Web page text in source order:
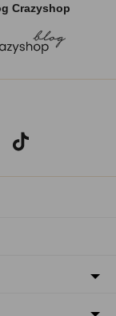
Crazyshop